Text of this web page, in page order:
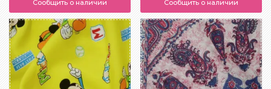
Сообщить о наличии Сообщить о наличии